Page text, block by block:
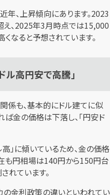
年、上昇傾向にあります。2023
、2025年3月時点では15,000
なると予想されています。
ル高円安で高騰」
係も、基本的にドル建てに似
ば金の価格は下落し、「円安ド
」に傾いているため、金の価格
も円相場は140円から150円台
れています。
の金利政策の違いといわれてい